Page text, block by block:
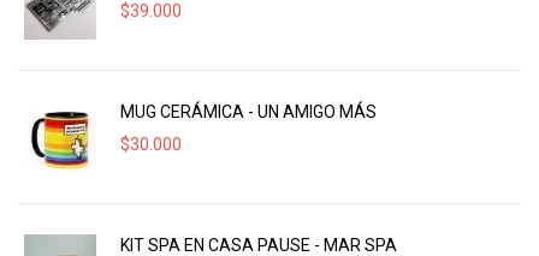
$39.000
MUG CERÁMICA - UN AMIGO MÁS
$30.000
KIT SPA EN CASA PAUSE - MAR SPA